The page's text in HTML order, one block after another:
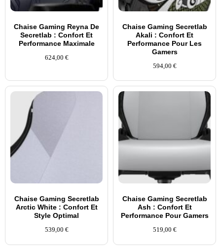
Chaise Gaming Reyna De
Secretlab : Confort Et
Performance Maximale
624,00 €
Chaise Gaming Secretlab
Akali : Confort Et
Performance Pour Les
Gamers
594,00 €
Chaise Gaming Secretlab
Arctic White : Confort Et
Style Optimal
539,00 €
Chaise Gaming Secretlab
Ash : Confort Et
Performance Pour Gamers
519,00 €